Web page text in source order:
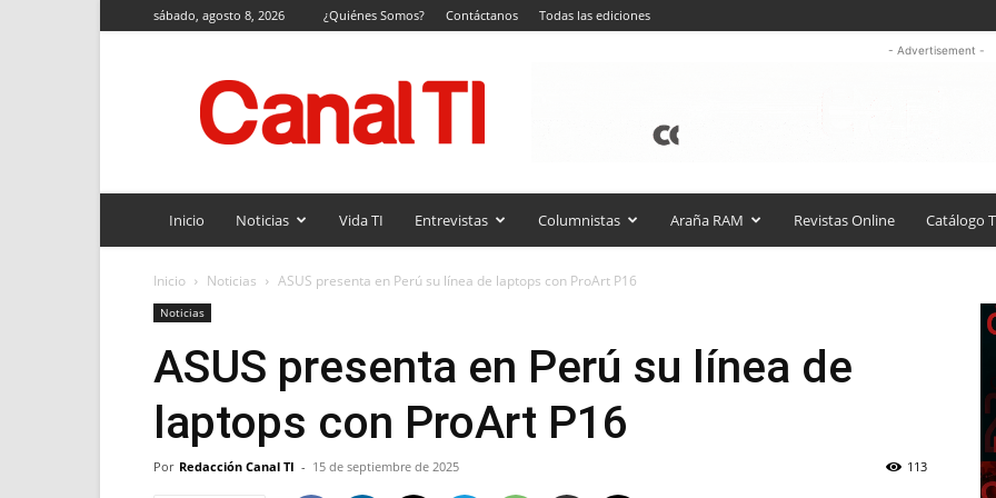
sábado, agosto 8, 2026 ¿Quiénes Somos? Contáctanos Todas las ediciones
TI
- Advertisement -
Inicio Noticias Vida TI Entrevistas Columnistas Araña RAM Revistas Online Catálogo
Inicio Noticias ASUS presenta en Perú su línea de laptops con ProArt P16
Noticias
ASUS presenta en Perú su línea de
laptops con ProArt P16
Por Redacción Canal TI - 15 de septiembre de 2025 113